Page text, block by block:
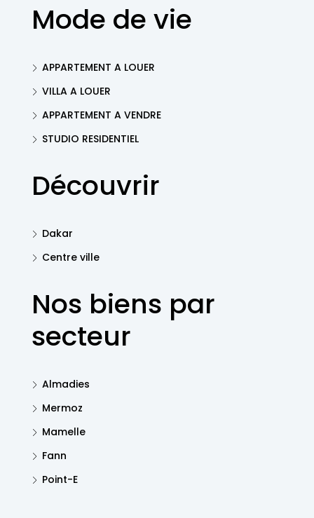
Mode de vie
APPARTEMENT A LOUER
VILLA A LOUER
APPARTEMENT A VENDRE
STUDIO RESIDENTIEL
Découvrir
Dakar
Centre ville
Nos biens par
secteur
Almadies
Mermoz
Mamelle
Fann
Point-E